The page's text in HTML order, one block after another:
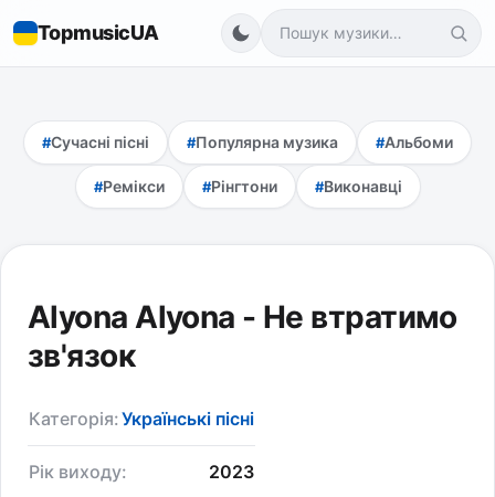
TopmusicUA
Сучасні пісні Популярна музика Альбоми
Ремікси Рінгтони Виконавці
Alyona Alyona - Не втратимо
зв'язок
Категорія:Українські пісні
Рік виходу: 2023